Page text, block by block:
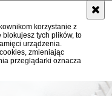
korzystanie z
tych plików, to
urządzenia.
zmieniając
przeglądarki oznacza